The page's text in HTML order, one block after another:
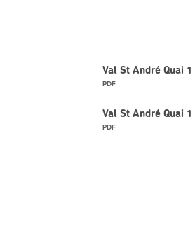
Val St André Quai 1
PDF
Val St André Quai 1
PDF